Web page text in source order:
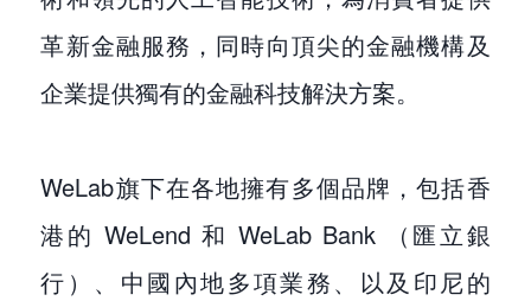
革新金融服務，同時向頂尖的金融機構及
企業提供獨有的金融科技解決方案。
WeLab旗下在各地擁有多個品牌，包括香
港的 WeLend 和 WeLab Bank （匯立銀
行）、中國內地多項業務、以及印尼的